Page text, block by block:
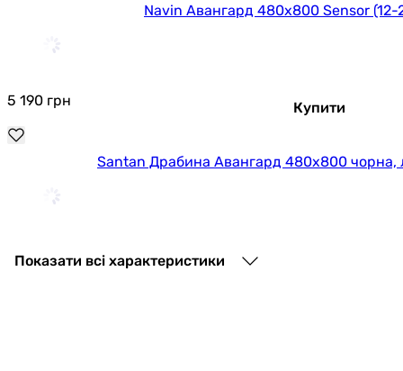
Navin Авангард 480х800 Sensor
5 190 грн Купити
Santan Драбина Авангард 480x800 чорна,
6 489
Показати всі характеристики